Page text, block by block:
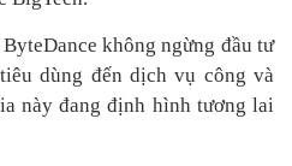
không ngừng đầu tư
dùng đến dịch vụ công và
này đang định hình tương lai